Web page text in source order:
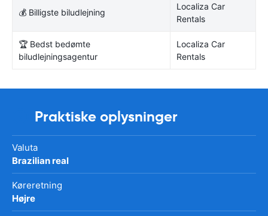
💰 Billigste biludlejning
Localiza Car
Rentals
🏆 Bedst bedømte
biludlejningsagentur
Localiza Car
Rentals
Praktiske oplysninger
Valuta
Brazilian real
Køreretning
Højre